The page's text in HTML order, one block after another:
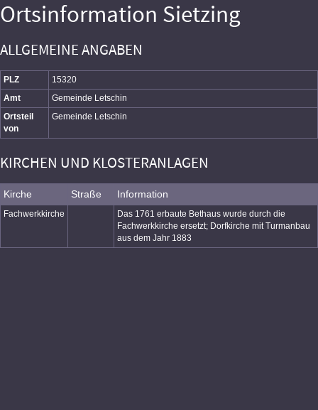
Ortsinformation Sietzing
ALLGEMEINE ANGABEN
PLZ
15320
Amt
Gemeinde Letschin
Ortsteil
von
Gemeinde Letschin
KIRCHEN UND KLOSTERANLAGEN
Kirche Straße Information
Fachwerkkirche
Das 1761 erbaute Bethaus wurde durch die
Fachwerkkirche ersetzt; Dorfkirche mit Turmanbau
aus dem Jahr 1883